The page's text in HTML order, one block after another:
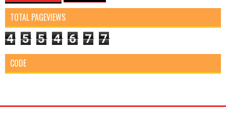
TOTAL PAGEVIEWS
4 5 5 4 6 7 7
CODE